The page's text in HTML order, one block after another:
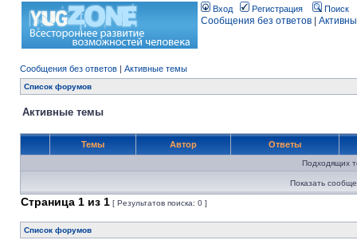
Вход Регистрация Поиск
Сообщения без ответов
Сообщения без ответов | Активные темы
Список форумов
Активные темы
Темы Автор Ответы
Подходящих
Показать
Страница 1 из 1 [ Результатов поиска: 0 ]
Список форумов